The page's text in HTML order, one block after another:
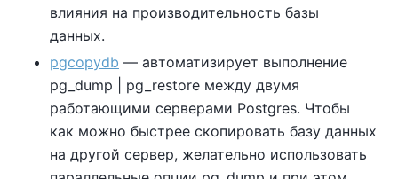
влияния на производительность базы
данных.
pgcopydb — автоматизирует выполнение
pg_dump | pg_restore между двумя
работающими серверами Postgres. Чтобы
как можно быстрее скопировать базу данных
на другой сервер, желательно использовать